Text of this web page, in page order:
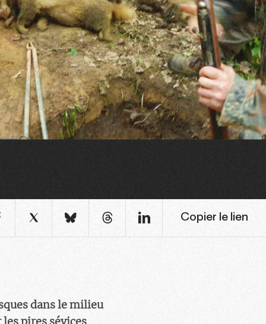
Copier le lien
dans le milieu
pires sévices